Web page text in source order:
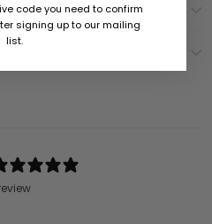
code you need to confirm
signing up to our mailing
list.